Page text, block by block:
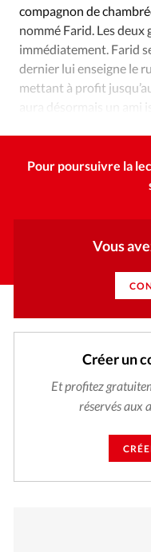
Actualité
Dossier
Eglises
Opinions
Société
Tour du
Vie Intérieure
compagnon de
nommé Farid. Les deux
immédiatement. Farid
dernier lui enseigne le
mettant à profit
aura désormais un ami
Pour poursuivre la
Vous
Créer un
Et profitez
réservés aux